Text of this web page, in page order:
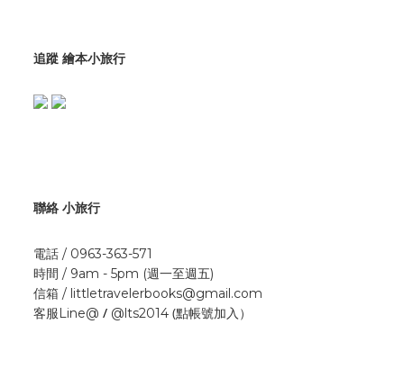
追蹤 繪本小旅行
聯絡 小旅行
電話 / 0963-363-571
時間 / 9am - 5pm (週一至週五)
信箱 / littletravelerbooks@gmail.com
客服Line@ / @lts2014 (點帳號加入）